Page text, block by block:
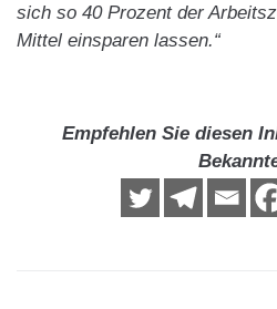
sich so 40 Prozent der
Mittel einsparen lassen.“
Empfehlen Sie diesen